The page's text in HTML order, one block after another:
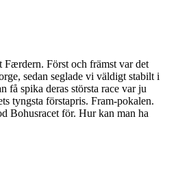
Færdern. Först och främst var det
sedan seglade vi väldigt stabilt i
få spika deras största race var ju
tyngsta förstapris. Fram-pokalen.
Bohusracet för. Hur kan man ha